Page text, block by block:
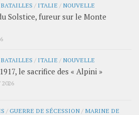
BATAILLES / ITALIE / NOUVELLE
Solstice, fureur sur le Monte
BATAILLES / ITALIE / NOUVELLE
le sacrifice des « Alpini »
/GUERRE DE SÉCESSION / MARINE DE